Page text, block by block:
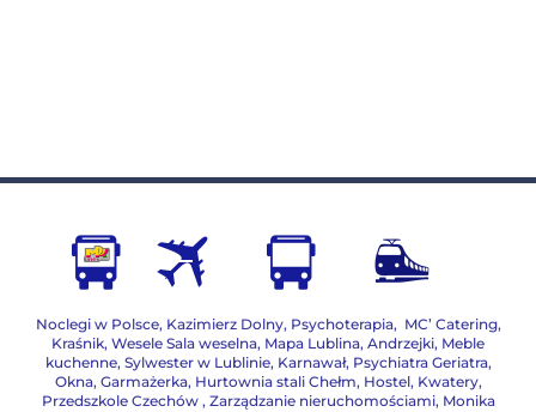
Noclegi w Polsce, Kazimierz Dolny, Psychoterapia, MC’ Catering,
Kraśnik, Wesele Sala weselna, Mapa Lublina, Andrzejki, Meble
kuchenne, Sylwester w Lublinie, Karnawał, Psychiatra Geriatra,
Okna, Garmażerka, Hurtownia stali Chełm, Hostel, Kwatery,
Przedszkole Czechów , Zarządzanie nieruchomościami, Monika